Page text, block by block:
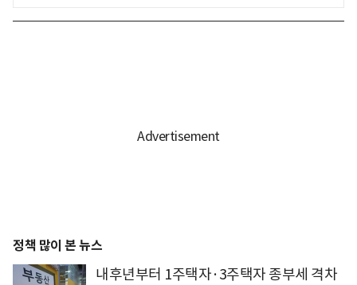
정책 많이 본 뉴스
내후년부터 1주택자·3주택자 종부세 격차